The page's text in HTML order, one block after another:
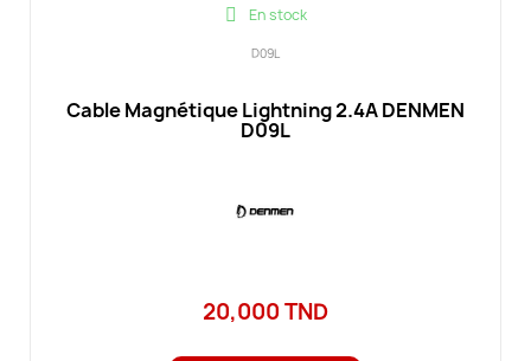
En stock
D09L
Cable Magnétique Lightning 2.4A DENMEN
D09L
20,000 TND